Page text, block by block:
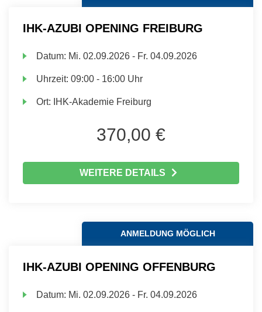
IHK-AZUBI OPENING FREIBURG
Datum: Mi. 02.09.2026 - Fr. 04.09.2026
Uhrzeit:09:00 - 16:00 Uhr
Ort: IHK-Akademie Freiburg
370,00 €
WEITERE DETAILS
ANMELDUNG MÖGLICH
IHK-AZUBI OPENING OFFENBURG
Datum: Mi. 02.09.2026 - Fr. 04.09.2026